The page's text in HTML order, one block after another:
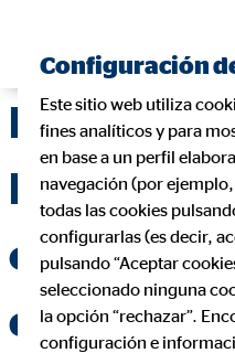
La
Madrid
oficina
equipo a
Configuración
Este sitio web utiliza
fines analíticos y para
en base a un perfil
navegación (por
todas las cookies
configurarlas (es decir,
pulsando “Aceptar
seleccionado ninguna
la opción “rechazar”.
configuración e